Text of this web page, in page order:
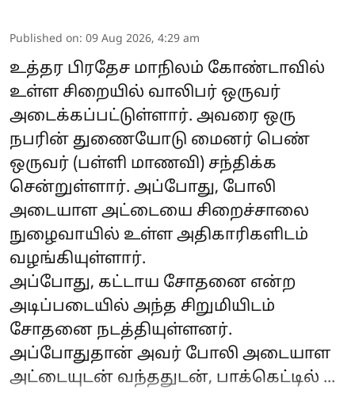
Published on: 09 Aug 2026, 4:29 am
உத்தர பிரதேச மாநிலம் கோண்டாவில்
உள்ள சிறையில் வாலிபர் ஒருவர்
அடைக்கப்பட்டுள்ளார். அவரை ஒரு
நபரின் துணையோடு மைனர் பெண்
ஒருவர் (பள்ளி மாணவி) சந்திக்க
சென்றுள்ளார். அப்போது, போலி
அடையாள அட்டையை சிறைச்சாலை
நுழைவாயில் உள்ள அதிகாரிகளிடம்
வழங்கியுள்ளார்.
அப்போது, கட்டாய சோதனை என்ற
அடிப்படையில் அந்த சிறுமியிடம்
சோதனை நடத்தியுள்ளனர்.
அப்போதுதான் அவர் போலி அடையாள
அட்டையுடன் வந்ததுடன், பாக்கெட்டில் ...